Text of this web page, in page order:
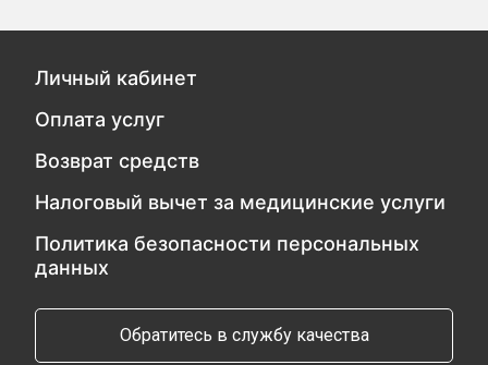
Личный кабинет
Оплата услуг
Возврат средств
Налоговый вычет за медицинские услуги
Политика безопасности персональных
данных
Обратитесь в службу качества